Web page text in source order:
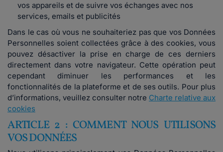
vos appareils et de suivre vos échanges avec nos
services, emails et publicités
Dans le cas où vous ne souhaiteriez pas que vos Données
Personnelles soient collectées grâce à des cookies, vous
pouvez désactiver la prise en charge de ces derniers
directement dans votre navigateur. Cette opération peut
cependant diminuer les performances et les
fonctionnalités de la plateforme et de ses outils. Pour plus
d’informations, veuillez consulter notre Charte relative aux
cookies
ARTICLE 2 : COMMENT NOUS UTILISONS
VOS DONNÉES